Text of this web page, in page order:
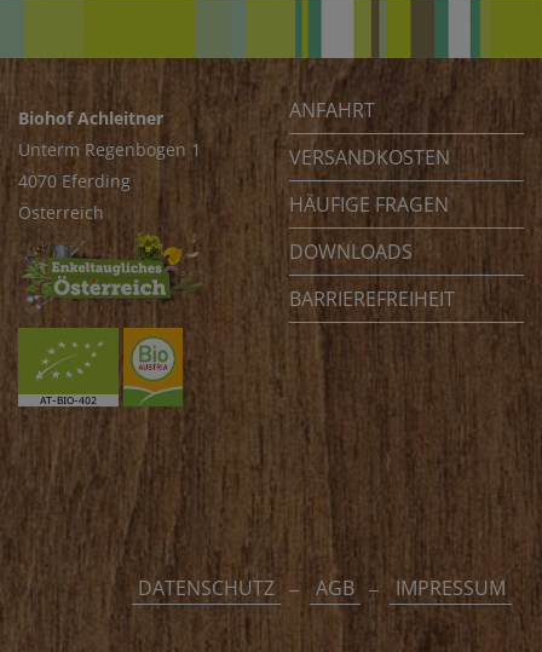
Biohof Achleitner
Unterm Regenbogen 1
4070 Eferding
Österreich
ANFAHRT
VERSANDKOSTEN
HÄUFIGE FRAGEN
DOWNLOADS
BARRIEREFREIHEIT
DATENSCHUTZ AGB IMPRESSUM